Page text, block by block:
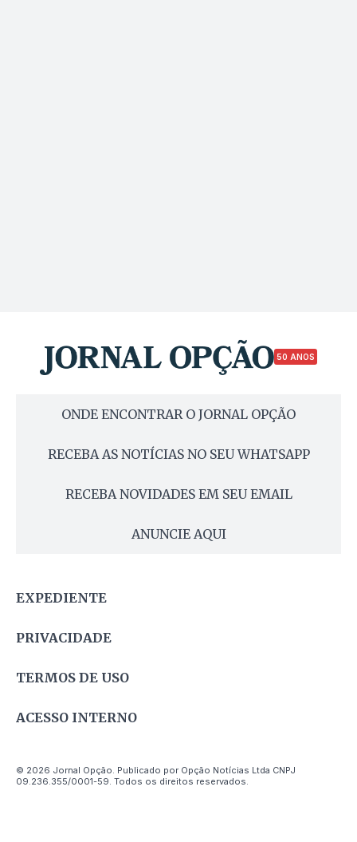
50 ANOS
ONDE ENCONTRAR O JORNAL OPÇÃO
RECEBA AS NOTÍCIAS NO SEU WHATSAPP
RECEBA NOVIDADES EM SEU EMAIL
ANUNCIE AQUI
EXPEDIENTE
PRIVACIDADE
TERMOS DE USO
ACESSO INTERNO
© 2026 Jornal Opção. Publicado por Opção Notícias Ltda CNPJ
09.236.355/0001-59. Todos os direitos reservados.